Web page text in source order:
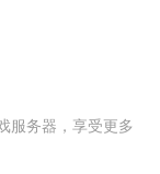
服务器，享受更多